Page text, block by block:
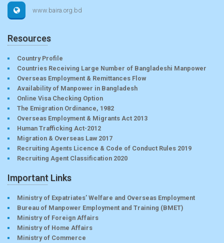
www.baira.org.bd
Resources
Country Profile
Countries Receiving Large Number of Bangladeshi Manpower
Overseas Employment & Remittances Flow
Availability of Manpower in Bangladesh
Online Visa Checking Option
The Emigration Ordinance, 1982
Overseas Employment & Migrants Act 2013
Human Trafficking Act-2012
Migration & Overseas Law 2017
Recruiting Agents Licence & Code of Conduct Rules 2019
Recruiting Agent Classification 2020
Important Links
Ministry of Expatriates’ Welfare and Overseas Employment
Bureau of Manpower Employment and Training (BMET)
Ministry of Foreign Affairs
Ministry of Home Affairs
Ministry of Commerce